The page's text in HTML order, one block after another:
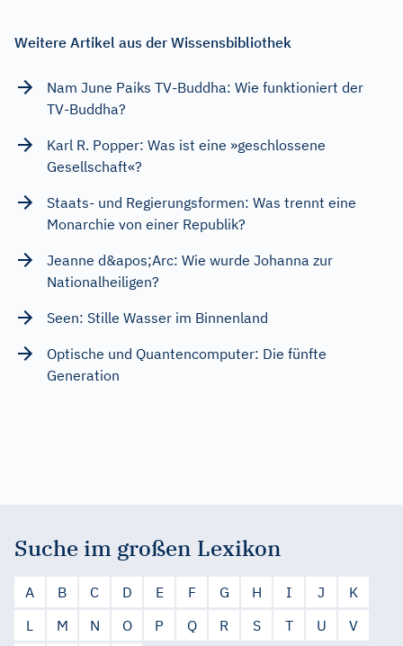
Weitere Artikel aus der Wissensbibliothek
Nam June Paiks TV-Buddha: Wie funktioniert der
TV-Buddha?
Karl R. Popper: Was ist eine »geschlossene
Gesellschaft«?
Staats- und Regierungsformen: Was trennt eine
Monarchie von einer Republik?
Jeanne d&apos;Arc: Wie wurde Johanna zur
Nationalheiligen?
Seen: Stille Wasser im Binnenland
Optische und Quantencomputer: Die fünfte
Generation
Suche im großen Lexikon
A B C D E F G H I J
K
L
M N O P Q R S T U
V